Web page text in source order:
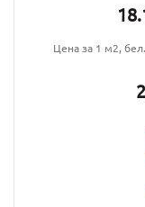
Цена за 1 м2,